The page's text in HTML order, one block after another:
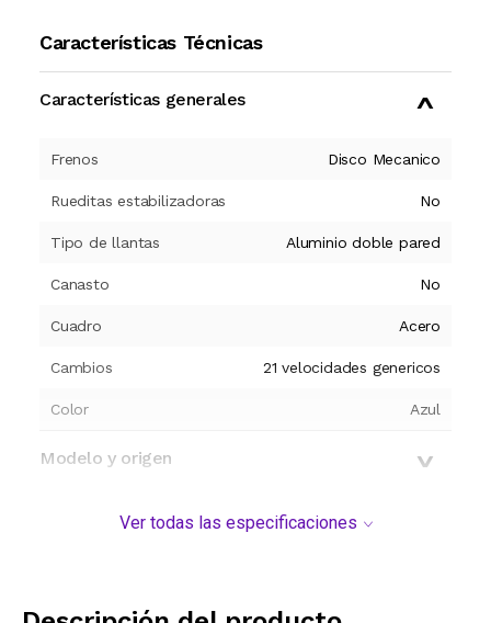
Características Técnicas
Características generales
Frenos Disco Mecanico
Rueditas estabilizadoras No
Tipo de llantas Aluminio doble pared
Canasto No
Cuadro Acero
Cambios 21 velocidades genericos
Color Azul
Modelo y origen
Ver todas las especificaciones